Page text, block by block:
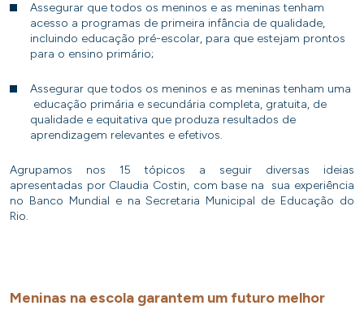
Assegurar que todos os meninos e as meninas tenham
acesso a programas de primeira infância de qualidade,
incluindo educação pré-escolar, para que estejam prontos
para o ensino primário;
Assegurar que todos os meninos e as meninas tenham uma
educação primária e secundária completa, gratuita, de
qualidade e equitativa que produza resultados de
aprendizagem relevantes e efetivos.
Agrupamos nos 15 tópicos a seguir diversas ideias
apresentadas por Claudia Costin, com base na sua experiência
no Banco Mundial e na Secretaria Municipal de Educação do
Rio.
Meninas na escola garantem um futuro melhor